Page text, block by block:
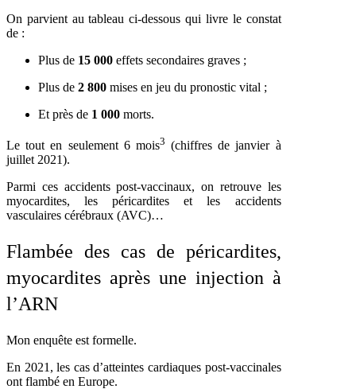
On parvient au tableau ci-dessous qui livre le constat
de :
Plus de 15 000 effets secondaires graves ;
Plus de 2 800 mises en jeu du pronostic vital ;
Et près de 1 000 morts.
Le tout en seulement 6 mois3 (chiffres de janvier à
juillet 2021).
Parmi ces accidents post-vaccinaux, on retrouve les
myocardites, les péricardites et les accidents
vasculaires cérébraux (AVC)…
Flambée des cas de péricardites,
myocardites après une injection à
l’ARN
Mon enquête est formelle.
En 2021, les cas d’atteintes cardiaques post-vaccinales
ont flambé en Europe.